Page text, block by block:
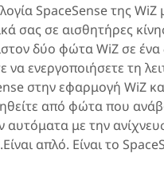
SpaceSense της WiZ
σας σε αισθητήρες
δύο φώτα WiZ σε ένα
να ενεργοποιήσετε τη
στην εφαρμογή WiZ
από φώτα που
αυτόματα με την
απλό. Είναι το